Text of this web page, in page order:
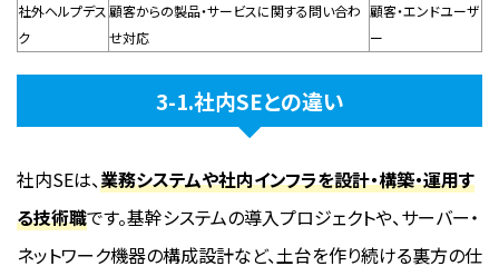
社外ヘルプデス
ク
顧客からの製品・サービスに関する問い合わ
せ対応
顧客・エンドユーザ
ー
3-1.社内SEとの違い
社内SEは、業務システムや社内インフラを設計・構築・運用す
る技術職です。基幹システムの導入プロジェクトや、サーバー・
ネットワーク機器の構成設計など、土台を作り続ける裏方の仕